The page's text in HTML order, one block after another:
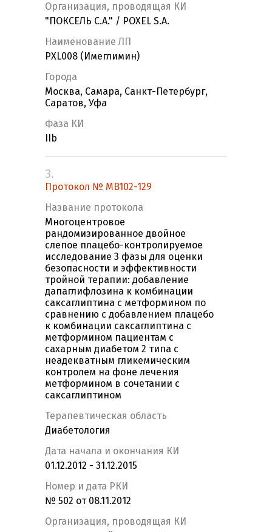
Организация, проводящая КИ
"ПОКСЕЛЬ С.А." / POXEL S.A.
Наименование ЛП
PXL008 (Имеглимин)
Города
Москва, Самара, Санкт-Петербург,
Саратов, Уфа
Фаза КИ
IIb
3.
Протокол № MB102-129
Название протокола
Многоцентровое
рандомизированное двойное
слепое плацебо-контролируемое
исследование 3 фазы для оценки
безопасности и эффективности
тройной терапии: добавление
дапаглифлозина к комбинации
саксаглиптина с метформином по
сравнению с добавлением плацебо
к комбинации саксаглиптина с
метформином пациентам с
сахарным диабетом 2 типа c
неадекватным гликемическим
контролем на фоне лечения
метформином в сочетании с
саксаглиптином
Терапевтическая область
Диабетология
Дата начала и окончания КИ
01.12.2012 - 31.12.2015
Номер и дата РКИ
№ 502 от 08.11.2012
Организация, проводящая КИ